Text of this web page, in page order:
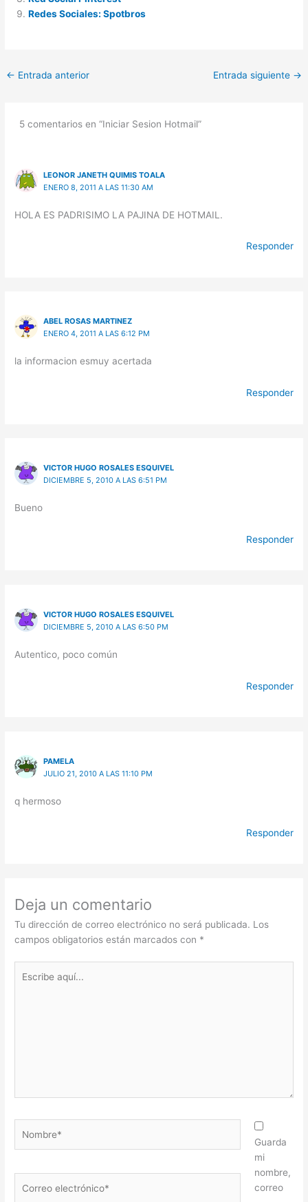
Redes Sociales: Spotbros
← Entrada anterior Entrada siguiente →
5 comentarios en “Iniciar Sesion Hotmail”
LEONOR JANETH QUIMIS TOALA
ENERO 8, 2011 A LAS 11:30 AM
HOLA ES PADRISIMO LA PAJINA DE HOTMAIL.
Responder
ABEL ROSAS MARTINEZ
ENERO 4, 2011 A LAS 6:12 PM
la informacion esmuy acertada
Responder
VICTOR HUGO ROSALES ESQUIVEL
DICIEMBRE 5, 2010 A LAS 6:51 PM
Bueno
Responder
VICTOR HUGO ROSALES ESQUIVEL
DICIEMBRE 5, 2010 A LAS 6:50 PM
Autentico, poco común
Responder
PAMELA
JULIO 21, 2010 A LAS 11:10 PM
q hermoso
Responder
Deja un comentario
Tu dirección de correo electrónico no será publicada. Los
campos obligatorios están marcados con *
aquí...
electrónico*
Guarda
mi
nombre,
correo